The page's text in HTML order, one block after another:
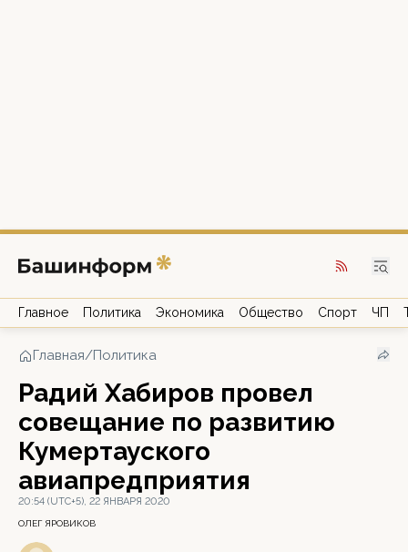
Главное Политика Экономика Общество Спорт ЧП
Главная/Политика
Радий Хабиров провел
совещание по развитию
Кумертауского
авиапредприятия
20:54 (UTC+5), 22 ЯНВАРЯ 2020
ОЛЕГ ЯРОВИКОВ